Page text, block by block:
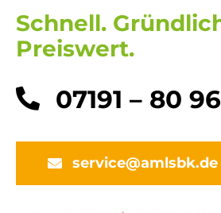
Schnell.
Preiswert.
07191 – 80 96
service@amlsbk.de